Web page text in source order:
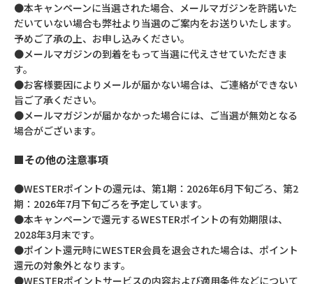
●本キャンペーンに当選された場合、メールマガジンを許諾いた
だいていない場合も弊社より当選のご案内をお送りいたします。
予めご了承の上、お申し込みください。
●メールマガジンの到着をもって当選に代えさせていただきま
す。
●お客様要因によりメールが届かない場合は、ご連絡ができない
旨ご了承ください。
●メールマガジンが届かなかった場合には、ご当選が無効となる
場合がございます。
■その他の注意事項
●WESTERポイントの還元は、第1期：2026年6月下旬ごろ、第2
期：2026年7月下旬ごろを予定しています。
●本キャンペーンで還元するWESTERポイントの有効期限は、
2028年3月末です。
●ポイント還元時にWESTER会員を退会された場合は、ポイント
還元の対象外となります。
●WESTERポイントサービスの内容および適用条件などについて